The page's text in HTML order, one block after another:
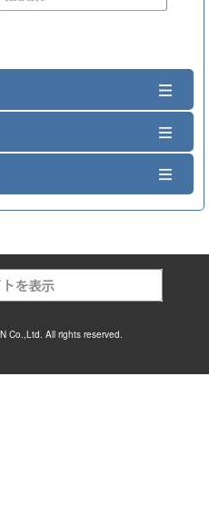
Co.,Ltd. All rights reserved.